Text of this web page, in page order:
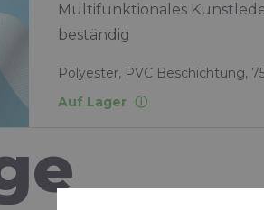
Multifunktionales
beständig
Polyester, PVC Beschichtung,
Auf Lager